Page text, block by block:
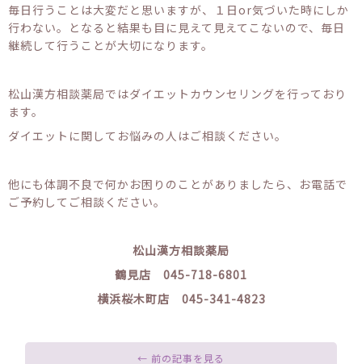
毎日行うことは大変だと思いますが、１日or気づいた時にしか
行わない。となると結果も目に見えて見えてこないので、毎日
継続して行うことが大切になります。
松山漢方相談薬局ではダイエットカウンセリングを行っており
ます。
ダイエットに関してお悩みの人はご相談ください。
他にも体調不良で何かお困りのことがありましたら、お電話で
ご予約してご相談ください。
松山漢方相談薬局
鶴見店 045-718-6801
横浜桜木町店 045-341-4823